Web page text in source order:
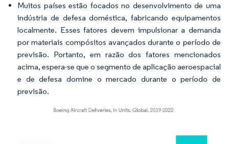
Muitos países estão focados no desenvolvimento de uma
indústria de defesa doméstica, fabricando equipamentos
localmente. Esses fatores devem impulsionar a demanda
por materiais compósitos avançados durante o período de
previsão. Portanto, em razão dos fatores mencionados
acima, espera-se que o segmento de aplicação aeroespacial
e de defesa domine o mercado durante o período de
previsão.